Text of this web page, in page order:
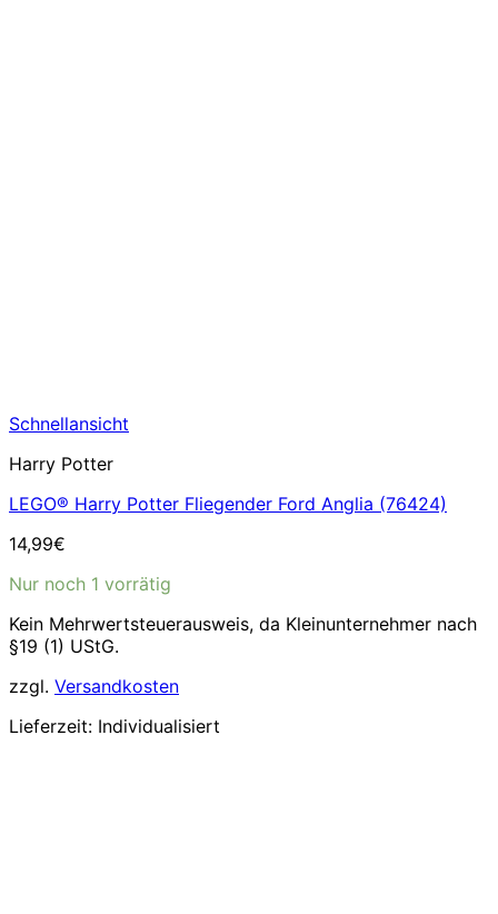
Schnellansicht
Harry Potter
LEGO® Harry Potter Fliegender Ford Anglia (76424)
14,99€
Nur noch 1 vorrätig
Kein Mehrwertsteuerausweis, da Kleinunternehmer nach
§19 (1) UStG.
zzgl. Versandkosten
Lieferzeit: Individualisiert